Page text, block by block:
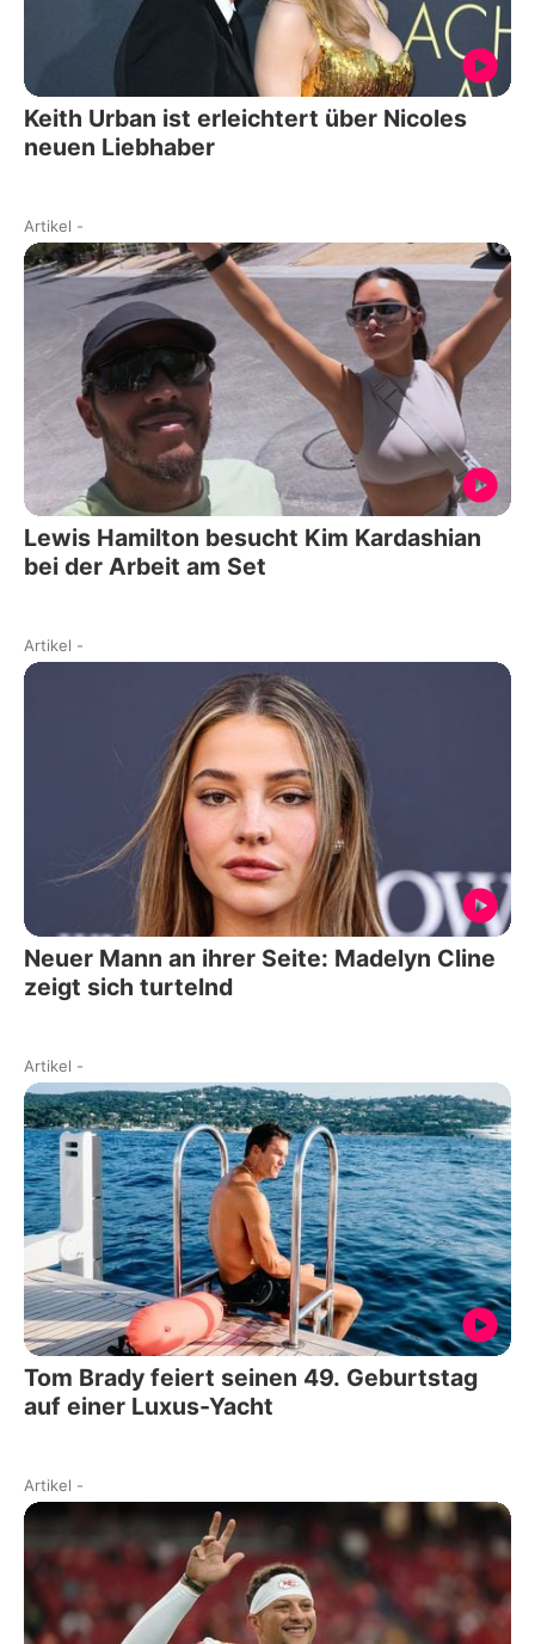
Keith Urban ist erleichtert über Nicoles
neuen Liebhaber
Artikel -
Lewis Hamilton besucht Kim Kardashian
bei der Arbeit am Set
Artikel -
Neuer Mann an ihrer Seite: Madelyn Cline
zeigt sich turtelnd
Artikel -
Tom Brady feiert seinen 49. Geburtstag
auf einer Luxus-Yacht
Artikel -